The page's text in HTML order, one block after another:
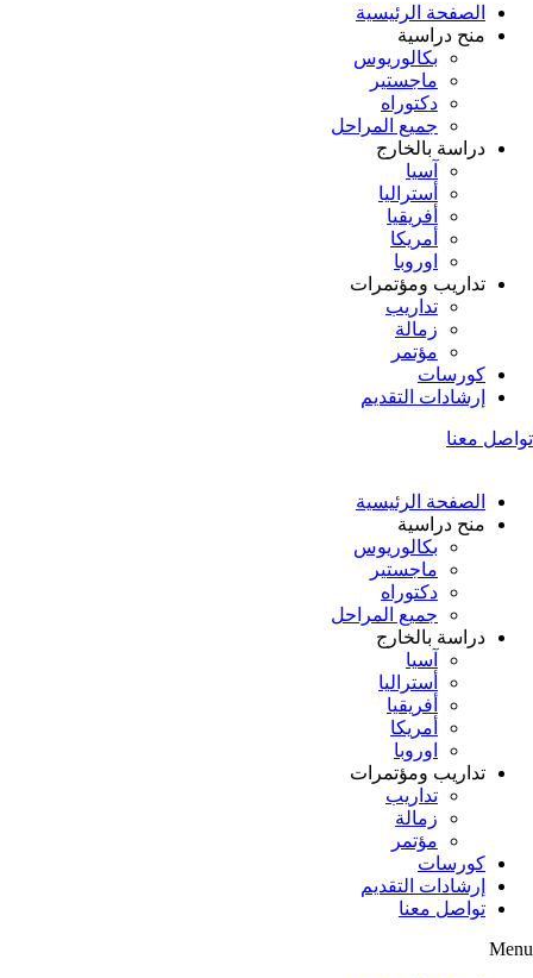
الصفحة الرئيسية
منح دراسية
بكالوريوس
ماجستير
دكتوراه
جميع المراحل
دراسة بالخارج
آسيا
أستراليا
أفريقيا
أمريكا
اوروبا
تداريب ومؤتمرات
تداريب
زمالة
مؤتمر
كورسات
إرشادات التقديم
تواصل معنا
الصفحة الرئيسية
منح دراسية
بكالوريوس
ماجستير
دكتوراه
جميع المراحل
دراسة بالخارج
آسيا
أستراليا
أفريقيا
أمريكا
اوروبا
تداريب ومؤتمرات
تداريب
زمالة
مؤتمر
كورسات
إرشادات التقديم
تواصل معنا
Menu